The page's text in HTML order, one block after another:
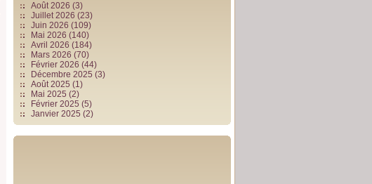
Août 2026 (3)
Juillet 2026 (23)
Juin 2026 (109)
Mai 2026 (140)
Avril 2026 (184)
Mars 2026 (70)
Février 2026 (44)
Décembre 2025 (3)
Août 2025 (1)
Mai 2025 (2)
Février 2025 (5)
Janvier 2025 (2)